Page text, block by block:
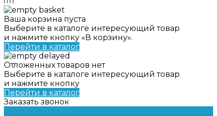
Ваша корзина пуста
Выберите в каталоге интересующий товар
и нажмите кнопку «В корзину».
Перейти в каталог
Отложенных товаров нет
Выберите в каталоге интересующий товар
и нажмите кнопку
Перейти в каталог
Заказать звонок